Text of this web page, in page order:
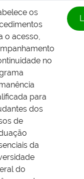
os
o acesso,
no
para
dos
de
da
do